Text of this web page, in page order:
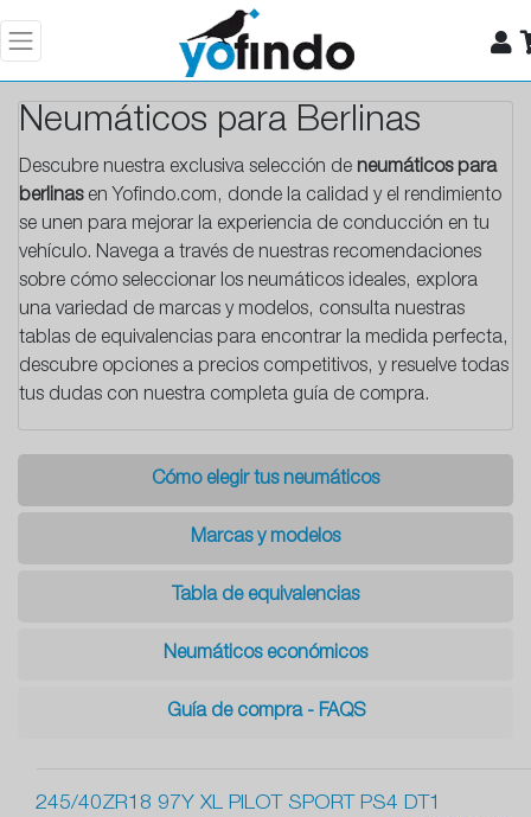
Neumáticos para Berlinas
Descubre nuestra exclusiva selección de neumáticos para
berlinasen Yofindo.com, donde la calidad y el rendimiento
se unen para mejorar la experiencia de conducción en tu
vehículo. Navega a través de nuestras recomendaciones
sobre cómo seleccionar los neumáticos ideales, explora
una variedad de marcas y modelos, consulta nuestras
tablas de equivalencias para encontrar la medida perfecta,
descubre opciones a precios competitivos, y resuelve todas
tus dudas con nuestra completa guía de compra.
Cómo elegir tus neumáticos
Marcas y modelos
Tabla de equivalencias
Neumáticos económicos
Guía de compra - FAQS
245/40ZR18 97Y XL PILOT SPORT PS4 DT1